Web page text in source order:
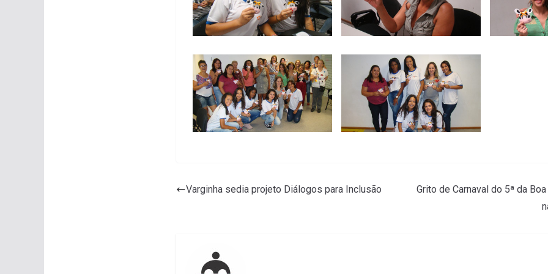
Varginha sedia projeto Diálogos para Inclusão
Grito de Carnaval do 5ª da